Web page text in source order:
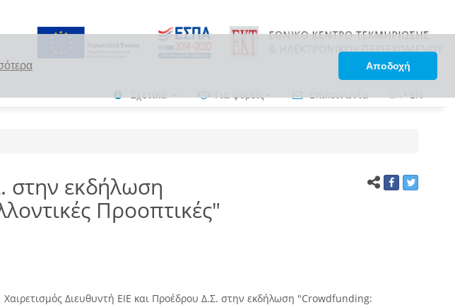
Αποδοχή
Σχετικά Για φορείς Επικοινωνία ΕΛ•EN
στην εκδήλωση
Προοπτικές"
Χαιρετισμός Διευθυντή ΕΙΕ και Προέδρου Δ.Σ. στην εκδήλωση "Crowdfunding: